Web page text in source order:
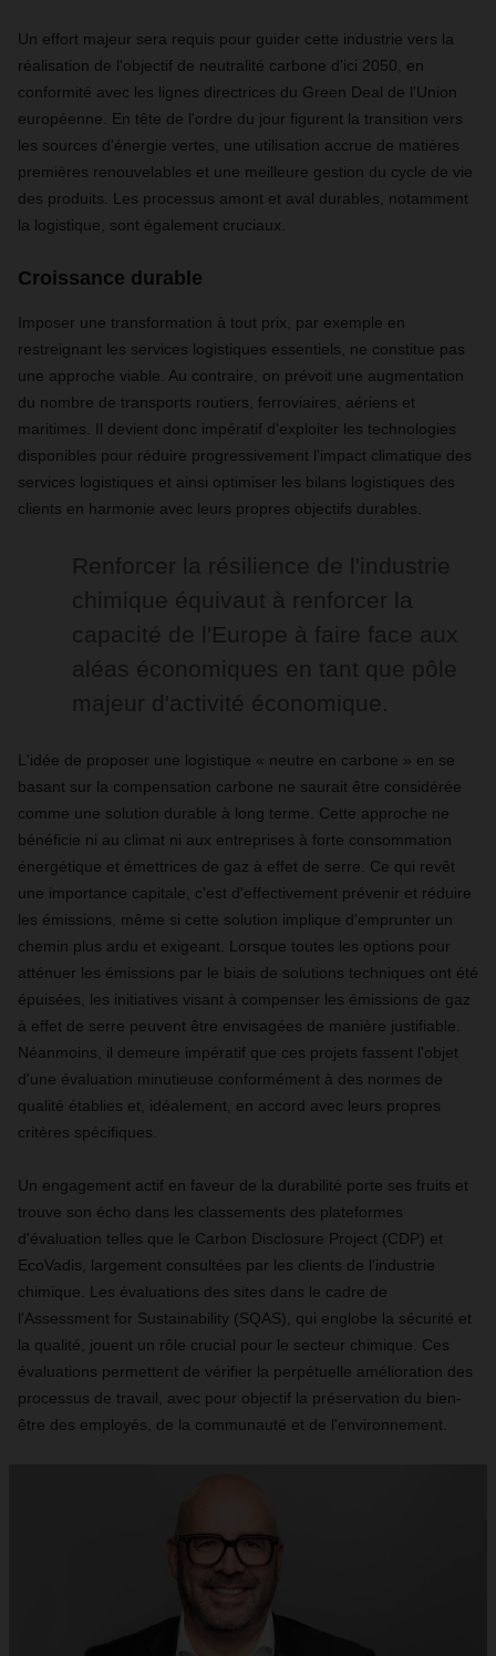
Un effort majeur sera requis pour guider cette industrie vers la
réalisation de l'objectif de neutralité carbone d'ici 2050, en
conformité avec les lignes directrices du Green Deal de l'Union
européenne. En tête de l'ordre du jour figurent la transition vers
les sources d'énergie vertes, une utilisation accrue de matières
premières renouvelables et une meilleure gestion du cycle de vie
des produits. Les processus amont et aval durables, notamment
la logistique, sont également cruciaux.
Croissance durable
Imposer une transformation à tout prix, par exemple en
restreignant les services logistiques essentiels, ne constitue pas
une approche viable. Au contraire, on prévoit une augmentation
du nombre de transports routiers, ferroviaires, aériens et
maritimes. Il devient donc impératif d'exploiter les technologies
disponibles pour réduire progressivement l'impact climatique des
services logistiques et ainsi optimiser les bilans logistiques des
clients en harmonie avec leurs propres objectifs durables.
Renforcer la résilience de l'industrie
chimique équivaut à renforcer la
capacité de l'Europe à faire face aux
aléas économiques en tant que pôle
majeur d'activité économique.
L'idée de proposer une logistique « neutre en carbone » en se
basant sur la compensation carbone ne saurait être considérée
comme une solution durable à long terme. Cette approche ne
bénéficie ni au climat ni aux entreprises à forte consommation
énergétique et émettrices de gaz à effet de serre. Ce qui revêt
une importance capitale, c'est d'effectivement prévenir et réduire
les émissions, même si cette solution implique d'emprunter un
chemin plus ardu et exigeant. Lorsque toutes les options pour
atténuer les émissions par le biais de solutions techniques ont été
épuisées, les initiatives visant à compenser les émissions de gaz
à effet de serre peuvent être envisagées de manière justifiable.
Néanmoins, il demeure impératif que ces projets fassent l'objet
d'une évaluation minutieuse conformément à des normes de
qualité établies et, idéalement, en accord avec leurs propres
critères spécifiques.
Un engagement actif en faveur de la durabilité porte ses fruits et
trouve son écho dans les classements des plateformes
d'évaluation telles que le Carbon Disclosure Project (CDP) et
EcoVadis, largement consultées par les clients de l'industrie
chimique. Les évaluations des sites dans le cadre de
l'Assessment for Sustainability (SQAS), qui englobe la sécurité et
la qualité, jouent un rôle crucial pour le secteur chimique. Ces
évaluations permettent de vérifier la perpétuelle amélioration des
processus de travail, avec pour objectif la préservation du bien-
être des employés, de la communauté et de l'environnement.